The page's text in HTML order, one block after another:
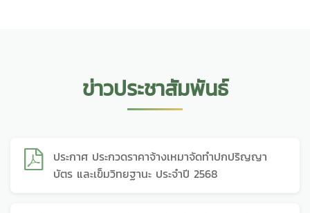
ข่าวประชาสัมพันธ์
ประกาศ ประกวดราคาจ้างเหมาจัดทำปกปริญญา
บัตร และเข็มวิทยฐานะ ประจำปี 2568